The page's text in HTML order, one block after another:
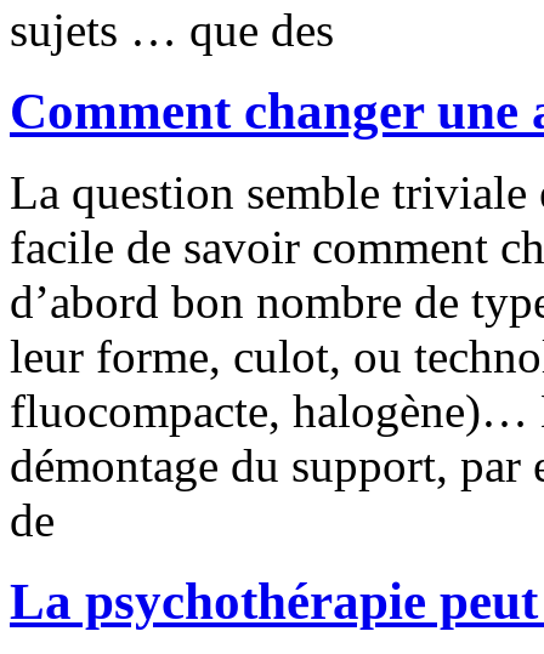
sujets … que des
Comment changer une
La question semble triviale
facile de savoir comment
d’abord bon nombre de
leur forme, culot, ou
fluocompacte, halogène)…
démontage du support, par
de
La psychothérapie